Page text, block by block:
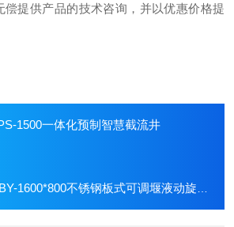
偿提供产品的技术咨询，并以优惠价格提
1500一体化预制智慧截流井
1600*800不锈钢板式可调堰液动旋转堰门技术说明